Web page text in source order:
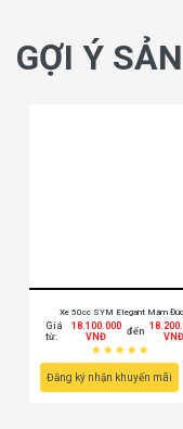
GỢI Ý
Xe 50cc SYM Elegant Mâm Đúc
Giá
từ:
18.100.000
VNĐ
đến
VNĐ
Đăng ký nhận khuyến mãi